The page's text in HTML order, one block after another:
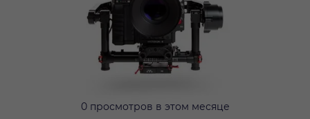
0 просмотров в этом месяце